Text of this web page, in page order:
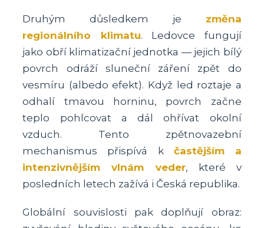
Druhým důsledkem je změna
regionálního klimatu. Ledovce fungují
jako obří klimatizační jednotka — jejich bílý
povrch odráží sluneční záření zpět do
vesmíru (albedo efekt). Když led roztaje a
odhalí tmavou horninu, povrch začne
teplo pohlcovat a dál ohřívat okolní
vzduch. Tento zpětnovazební
mechanismus přispívá k častějším a
intenzivnějším vlnám veder, které v
posledních letech zažívá i Česká republika.
Globální souvislosti pak doplňují obraz: